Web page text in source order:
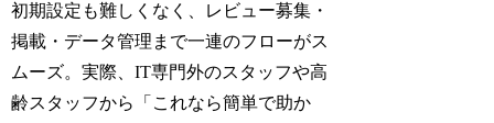
初期設定も難しくなく、レビュー募集・
掲載・データ管理まで一連のフローがス
ムーズ。実際、IT専門外のスタッフや高
齢スタッフから「これなら簡単で助か